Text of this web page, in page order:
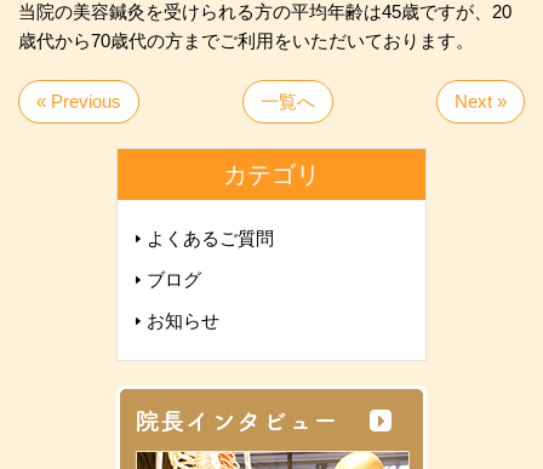
当院の美容鍼灸を受けられる方の平均年齢は45歳ですが、20
歳代から70歳代の方までご利用をいただいております。
« Previous 一覧へ Next »
カテゴリ
よくあるご質問
ブログ
お知らせ